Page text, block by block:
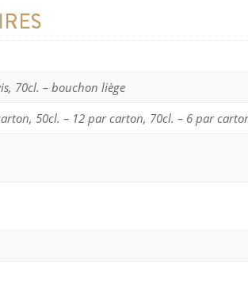
70cl. – bouchon liège
50cl. – 12 par carton, 70cl. – 6 par